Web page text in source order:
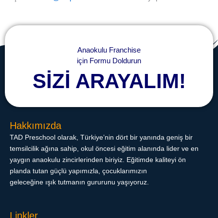
Anaokulu Franchise
için Formu Doldurun
SİZİ ARAYALIM!
Hakkımızda
TAD Preschool olarak, Türkiye’nin dört bir yanında geniş bir
temsilcilik ağına sahip, okul öncesi eğitim alanında lider ve en
yaygın anaokulu zincirlerinden biriyiz. Eğitimde kaliteyi ön
planda tutan güçlü yapımızla, çocuklarımızın
geleceğine ışık tutmanın gururunu yaşıyoruz.
Linkler